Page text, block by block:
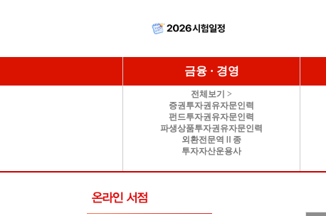
금융 · 경영
전체보기 >
증권투자권유자문인력
펀드투자권유자문인력
파생상품투자권유자문인력
외환전문역Ⅱ종
투자자산운용사